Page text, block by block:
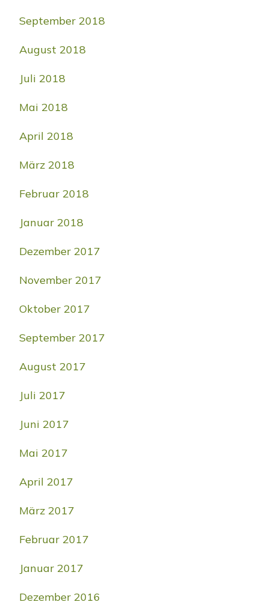
September 2018
August 2018
Juli 2018
Mai 2018
April 2018
März 2018
Februar 2018
Januar 2018
Dezember 2017
November 2017
Oktober 2017
September 2017
August 2017
Juli 2017
Juni 2017
Mai 2017
April 2017
März 2017
Februar 2017
Januar 2017
Dezember 2016